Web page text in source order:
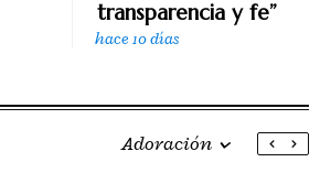
transparencia y fe”
hace 10 días
Adoración